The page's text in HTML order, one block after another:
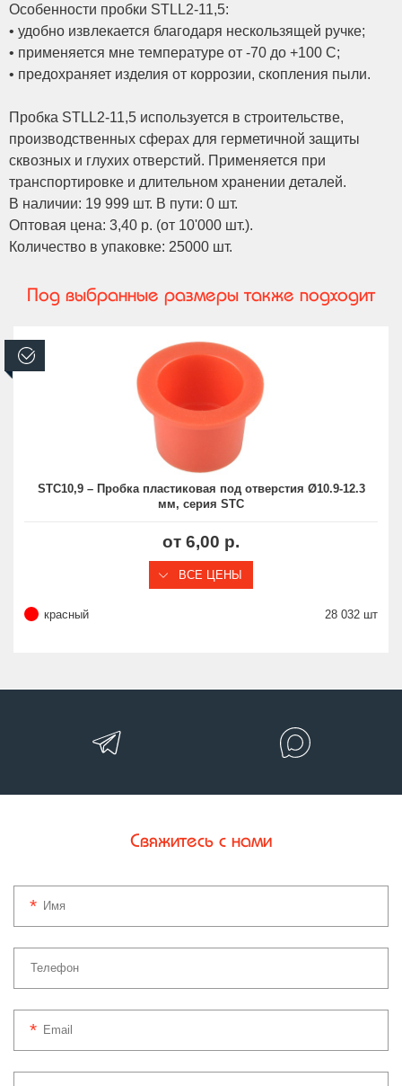
Особенности пробки STLL2-11,5:
• удобно извлекается благодаря нескользящей ручке;
• применяется мне температуре от -70 до +100 С;
• предохраняет изделия от коррозии, скопления пыли.
Пробка STLL2-11,5 используется в строительстве,
производственных сферах для герметичной защиты
сквозных и глухих отверстий. Применяется при
транспортировке и длительном хранении деталей.
В наличии: 19 999 шт. В пути: 0 шт.
Оптовая цена: 3,40 р. (от 10'000 шт.).
Количество в упаковке: 25000 шт.
Под выбранные размеры также подходит
STC10,9 – Пробка пластиковая под отверстия Ø10.9-12.3
мм, серия STC
от 6,00 р.
ВСЕ ЦЕНЫ
красный 28 032 шт
Свяжитесь с нами